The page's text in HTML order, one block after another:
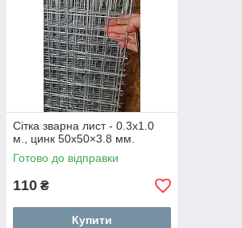
Сітка зварна лист - 0.3х1.0
м., цинк 50х50×3.8 мм.
Готово до відправки
110 ₴
Купити